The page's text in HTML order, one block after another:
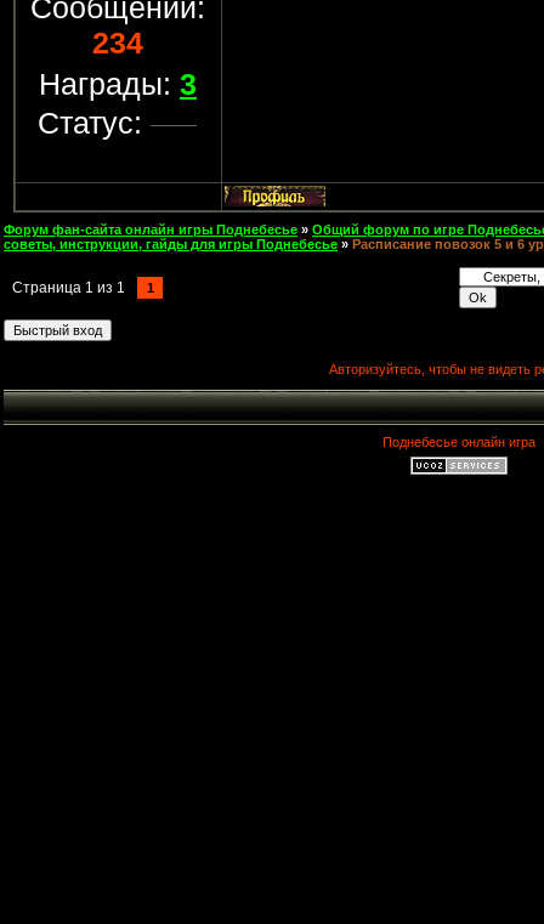
Сообщений:
234
Награды: 3
Статус:
Форум фан-сайта онлайн игры Поднебесье » Общий форум по игре
советы, инструкции, гайды для игры Поднебесье » Расписание повозок 5 и 6
Страница 1 из 1 1
Авторизуйтесь, чтобы не видеть
Поднебесье онлайн игра